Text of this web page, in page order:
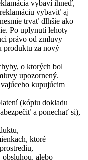
vybaví ihneď,
vybaviť aj
trvať dlhšie ako
Po uplynutí lehoty
právo od zmluvy
produktu za nový
o ktorých bol
upozornený.
kupujúcim
(kópiu dokladu
a ponechať si),
ktoré
obsluhou, alebo